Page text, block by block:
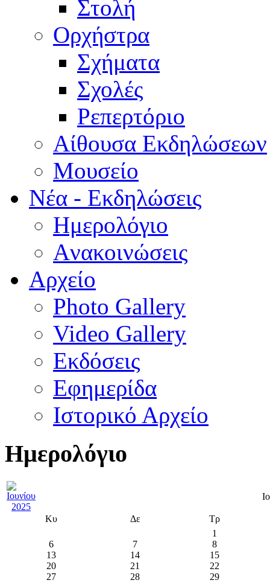
Στολή
Ορχήστρα
Σχήματα
Σχολές
Ρεπερτόριο
Aίθουσα Εκδηλώσεων
Μουσείο
Νέα - Εκδηλώσεις
Ημερολόγιο
Aνακοινώσεις
Αρχείο
Photo Gallery
Video Gallery
Εκδόσεις
Εφημερίδα
Ιστορικό Αρχείο
Ημερολόγιο
Κυ Δε
Τρ
1
6
7
8
13
14
15
20
21
22
27
28 29